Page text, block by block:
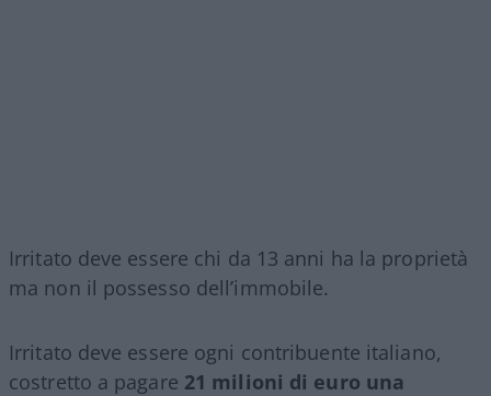
Irritato deve essere chi da 13 anni ha la proprietà
ma non il possesso dell’immobile.
Irritato deve essere ogni contribuente italiano,
costretto a pagare 21 milioni di euro una